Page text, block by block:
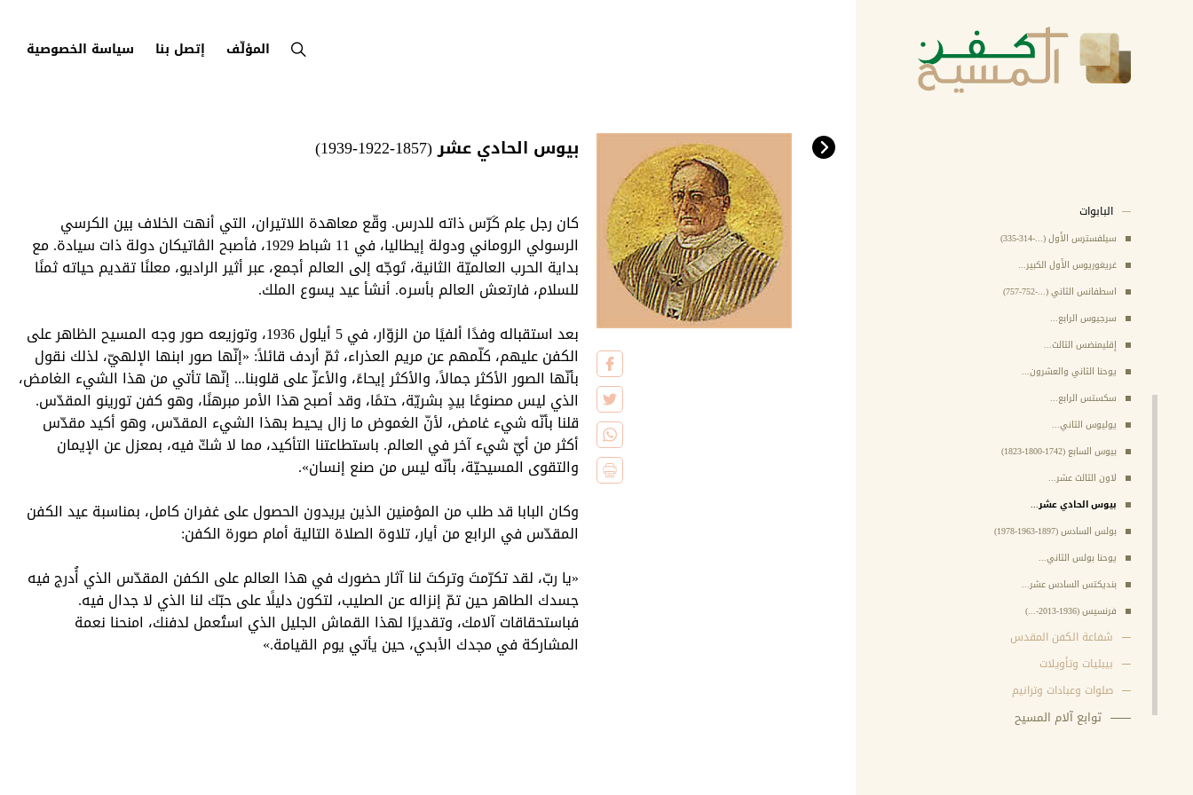
المؤلّف إتصل بنا سياسة الخصوصية
ميزات كفن المسيح
كفن المسيح في الانجيل
تاريخ كفن المسيح
البابوات
سيلفسترس الأول (...-314-335)
غريغوريوس الأول الكبير...
اسطفانس الثاني (...-752-757)
سرجيوس الرابع...
إقليمنضس الثالث...
يوحنا الثاني والعشرون...
سكستس الرابع...
يوليوس الثاني...
بيوس السابع (1742-1800-1823)
لاون الثالث عشر...
بيوس الحادي عشر...
بولس السادس (1897-1963-1978)
يوحنا بولس الثاني...
بنديكتس السادس عشر...
فرنسيس (1936-2013-...)
شفاعة الكفن المقدس
بيبليات وتأويلات
صلوات وعبادات وترانيم
توابع آلام المسيح
بيوس الحادي عشر (1857-1922-1939)
كان رجل عِلم كَرّس ذاته للدرس. وقّع معاهدة اللاتيران، التي أنهت الخلاف بين الكرسي
الرسولي الروماني ودولة إيطاليا، في 11 شباط 1929، فأصبح الڤاتيكان دولة ذات سيادة. مع
بداية الحرب العالميّة الثانية، تَوجّه إلى العالم أجمع، عبر أثير الراديو، معلنًا تقديم حياته ثمنًا
للسلام، فارتعش العالم بأسره. أنشأ عيد يسوع الملك.
بعد استقباله وفدًا ألفيًا من الزوّار، في 5 أيلول 1936، وتوزيعه صور وجه المسيح الظاهر على
الكفن عليهم، كلّمهم عن مريم العذراء، ثمّ أردف قائلاً: «إنّها صور ابنها الإلهيّ، لذلك نقول
بأنّها الصور الأكثر جمالاً، والأكثر إيحاءً، والأعزّ على قلوبنا... إنّها تأتي من هذا الشيء الغامض،
الذي ليس مصنوعًا بيدٍ بشريّة، حتمًا، وقد أصبح هذا الأمر مبرهنًا، وهو كفن تورينو المقدّس.
قلنا بأنّه شيء غامض، لأنّ الغموض ما زال يحيط بهذا الشيء المقدّس، وهو أكيد مقدّس
أكثر من أيّ شيء آخر في العالم. باستطاعتنا التأكيد، مما لا شكّ فيه، بمعزل عن الإيمان
والتقوى المسيحيّة، بأنّه ليس من صنع إنسان».
وكان البابا قد طلب من المؤمنين الذين يريدون الحصول على غفران كامل، بمناسبة عيد الكفن
المقدّس في الرابع من أيار، تلاوة الصلاة التالية أمام صورة الكفن:
«يا ربّ، لقد تكرّمتَ وتركتَ لنا آثار حضورك في هذا العالم على الكفن المقدّس الذي أُدرج فيه
جسدك الطاهر حين تمّ إنزاله عن الصليب، لتكون دليلًا على حبّك لنا الذي لا جدال فيه.
فباستحقاقات آلامك، وتقديرًا لهذا القماش الجليل الذي استُعمل لدفنك، امنحنا نعمة
المشاركة في مجدك الأبدي، حين يأتي يوم القيامة.»